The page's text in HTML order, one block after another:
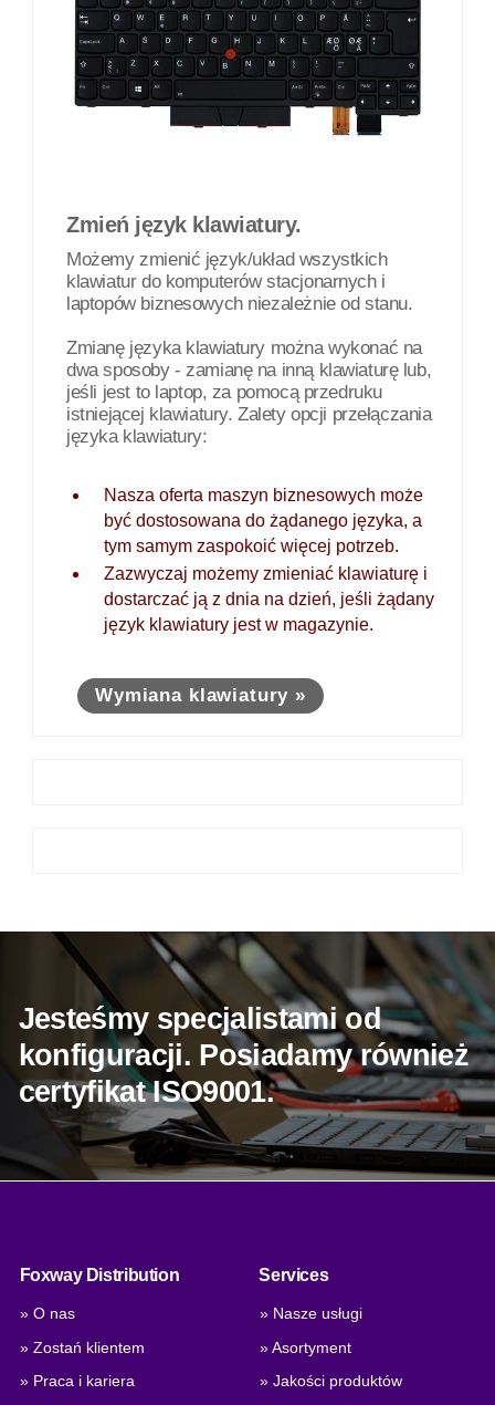
Zmień język klawiatury.
Możemy zmienić język/układ wszystkich
klawiatur do komputerów stacjonarnych i
laptopów biznesowych niezależnie od stanu.
Zmianę języka klawiatury można wykonać na
dwa sposoby - zamianę na inną klawiaturę lub,
jeśli jest to laptop, za pomocą przedruku
istniejącej klawiatury. Zalety opcji przełączania
języka klawiatury:
Nasza oferta maszyn biznesowych może
być dostosowana do żądanego języka, a
tym samym zaspokoić więcej potrzeb.
Zazwyczaj możemy zmieniać klawiaturę i
dostarczać ją z dnia na dzień, jeśli żądany
język klawiatury jest w magazynie.
Wymiana klawiatury »
Jesteśmy specjalistami od
konfiguracji. Posiadamy również
certyfikat ISO9001.
Foxway Distribution
» O nas
» Zostań klientem
» Praca i kariera
Services
» Nasze usługi
» Asortyment
» Jakości produktów